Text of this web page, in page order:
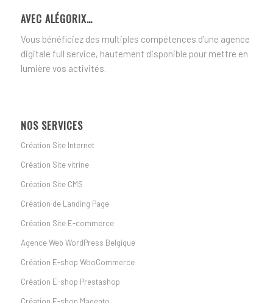
AVEC ALÉGORIX…
Vous bénéficiez des multiples compétences d’une agence
digitale full service, hautement disponible pour mettre en
lumière vos activités.
NOS SERVICES
Création Site Internet
Création Site vitrine
Création Site CMS
Création de Landing Page
Création Site E-commerce
Agence Web WordPress Belgique
Création E-shop WooCommerce
Création E-shop Prestashop